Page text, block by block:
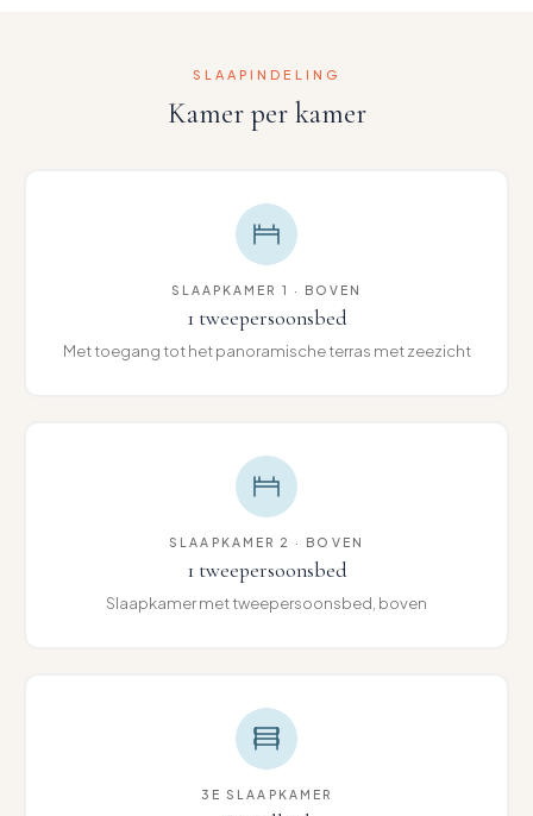
SLAAPINDELING
Kamer per kamer
SLAAPKAMER 1 · BOVEN
1 tweepersoonsbed
Met toegang tot het panoramische terras met zeezicht
SLAAPKAMER 2 · BOVEN
1 tweepersoonsbed
Slaapkamer met tweepersoonsbed, boven
3E SLAAPKAMER